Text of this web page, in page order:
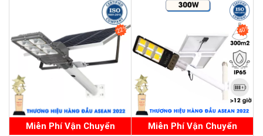
Sử dụng pin Lithium ion BYD 3.2V, với phạm vi nhiệt độ hoạt
động từ -47° đến 75°, hiệu suất phóng điện là 95%, trong khi
so sánh độ sâu phóng điện của pin axit chì khoảng 65%.
Loại pin đảm bảo hiệu suất cao, bền bỉ, an toàn. Tuổi thọ lên
đến 15 năm
22%
Miễn Phí Vận Chuyển
40%
Miễn Phí Vận Chuyển